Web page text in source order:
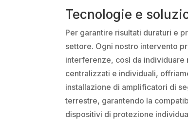
Tecnologie e
Per garantire risultati duraturi e
settore. Ogni nostro intervento
interferenze, così da individuare
centralizzati e individuali,
installazione di amplificatori di
terrestre, garantendo la
dispositivi di protezione